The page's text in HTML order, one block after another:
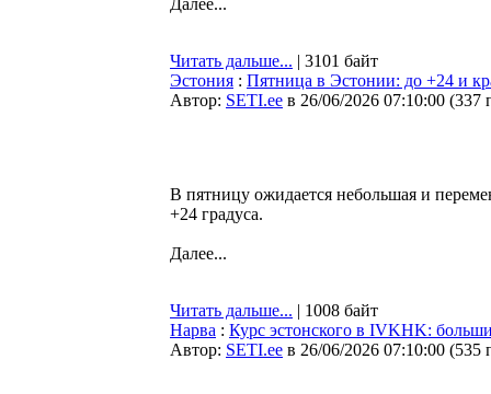
Далее...
Читать дальше... | 3101 байт
Эстония : Пятница в Эстонии: до +24 и
Автор: SETI.ee в 26/06/2026 07:10:00 (337
В пятницу ожидается небольшая и
+24 градуса.
Далее...
Читать дальше... | 1008 байт
Нарва : Курс эстонского в IVKHK:
Автор: SETI.ee в 26/06/2026 07:10:00 (535